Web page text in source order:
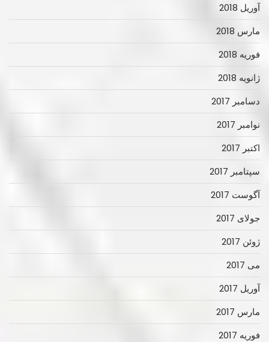
آوریل 2018
مارس 2018
فوریه 2018
ژانویه 2018
دسامبر 2017
نوامبر 2017
اکتبر 2017
سپتامبر 2017
آگوست 2017
جولای 2017
ژوئن 2017
می 2017
آوریل 2017
مارس 2017
فوریه 2017